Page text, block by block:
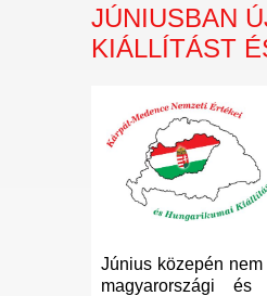
JÚNIUSBAN
KIÁLLÍTÁST
Június közepén
magyarországi